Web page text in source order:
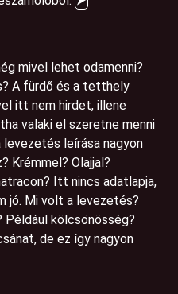
mivel lehet odamenni?
A fürdő és a tetthely
itt nem hirdet, illene
valaki el szeretne menni
levezetés leírása nagyon
Krémmel? Olajjal?
Itt nincs adatlapja,
jó. Mi volt a levezetés?
Például kölcsönösség?
de ez így nagyon